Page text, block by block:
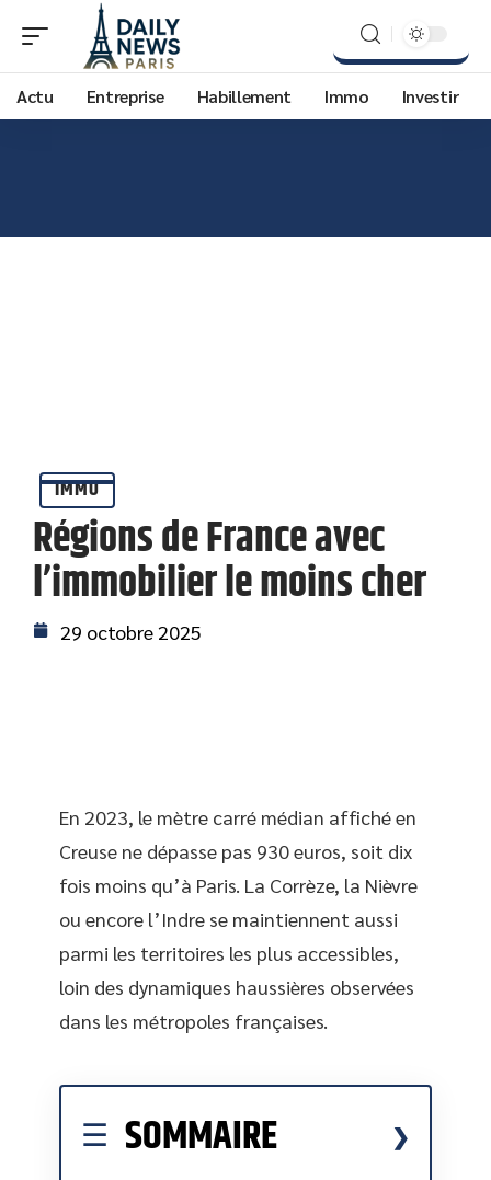
Actu Entreprise Habillement Immo Investir
IMMO
Régions de France avec
l’immobilier le moins cher
29 octobre 2025
En 2023, le mètre carré médian affiché en
Creuse ne dépasse pas 930 euros, soit dix
fois moins qu’à Paris. La Corrèze, la Nièvre
ou encore l’Indre se maintiennent aussi
parmi les territoires les plus accessibles,
loin des dynamiques haussières observées
dans les métropoles françaises.
SOMMAIRE